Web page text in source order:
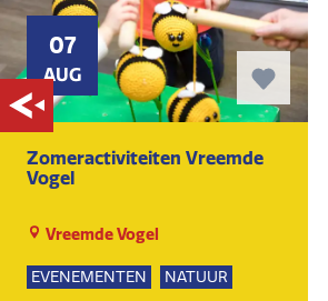
07
AUG
Zomeractiviteiten Vreemde
Vogel
Vreemde Vogel
EVENEMENTEN
NATUUR